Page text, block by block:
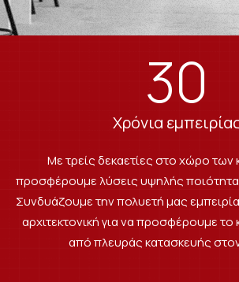
30
Χρόνια
Με τρείς δεκαετίες στο χώρο των
προσφέρουμε λύσεις υψηλής
Συνδυάζουμε την πολυετή μας
αρχιτεκτονική για να προσφέρουμε
από πλευράς κατασκευής